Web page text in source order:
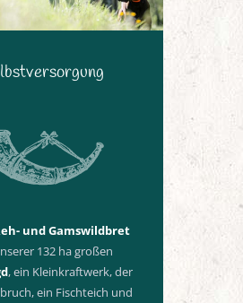
und Gamswildbret
132 ha großen
, ein Kleinkraftwerk, der
ein Fischteich und